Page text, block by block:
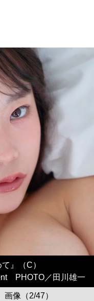
』（C）
PHOTO／田川雄一
像（2/47）